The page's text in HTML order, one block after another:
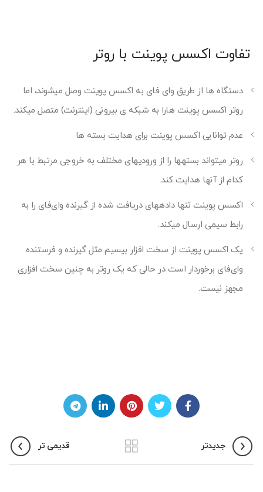
تفاوت اکسس پوینت با روتر
دستگاه ها از طریق وای فای به اکسس پوینت وصل میشوند، اما
روتر اکسس پوینت هارا به شبکه ی بیرونی (اینترنت) متصل میکند.
عدم توانایی اکسس پوینت برای هدایت بسته ها
روتر میتواند بسته‎ها را از ورودی‎های مختلف به خروجی مرتبط با هر
کدام از آنها هدایت کند.
اکسس پوینت تنها داده‎های دریافت شده از گیرنده وای‌فای را به
رابط سیمی‎ ارسال می‎کند.
یک اکسس پوینت از سخت افزار بی‎سیم مثل گیرنده و فرستنده
وای‌فای برخوردار است در حالی که یک روتر به چنین سخت افزاری
مجهز نیست.
جدیدتر قدیمی تر